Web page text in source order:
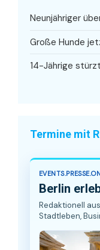
Neunjähriger
Große Hunde
14-Jährige
Termine mit
Berlin
Redaktionell
Stadtleben,